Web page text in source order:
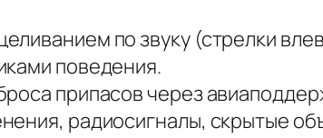
по звуку (стрелки
поведения.
припасов через
радиосигналы, скрытые